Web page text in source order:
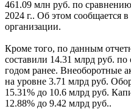
461.09 млн руб. по
2024 г.. Об этом сообщается
организации.
Кроме того, по данным
составили 14.31 млрд руб.
годом ранее. Внеоборотные
на уровне 3.71 млрд руб.
15.31% до 10.6 млрд руб.
12.88% до 9.42 млрд руб..